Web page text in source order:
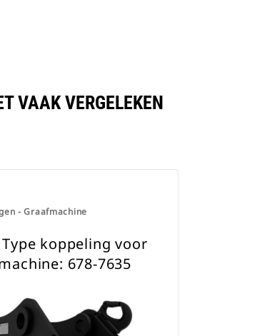
VAAK VERGELEKEN
- Graafmachine
Type koppeling voor
678-7635